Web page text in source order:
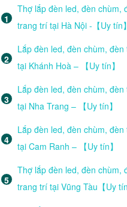
Thợ lắp đèn led, đèn chùm,
trang trí tại Hà Nội -【Uy tín】
Lắp đèn led, đèn chùm,
tại Khánh Hoà – 【Uy tín】
Lắp đèn led, đèn chùm,
tại Nha Trang – 【Uy tín】
Lắp đèn led, đèn chùm,
tại Cam Ranh – 【Uy tín】
Thợ lắp đèn led, đèn chùm,
trang trí tại Vũng Tàu【Uy tín